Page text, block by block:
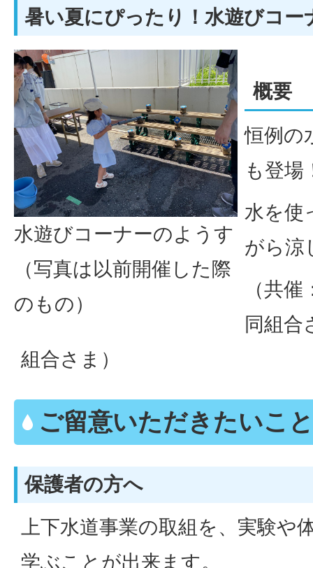
暑い夏にぴったり！水遊びコー
水遊びコーナーのようす
（写真は以前開催した際
のもの）
概要
恒例の
も登場
水を使
がら涼
（共
同組合
組合さま）
ご留意いただきたいこと
保護者の方へ
上下水道事業の取組を、実験や
学ぶことが出来ます。